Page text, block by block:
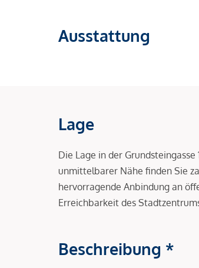
Ausstattung
Lage
Die Lage in der
unmittelbarer Nähe finden Sie
hervorragende Anbindung an
Erreichbarkeit des
Beschreibung *